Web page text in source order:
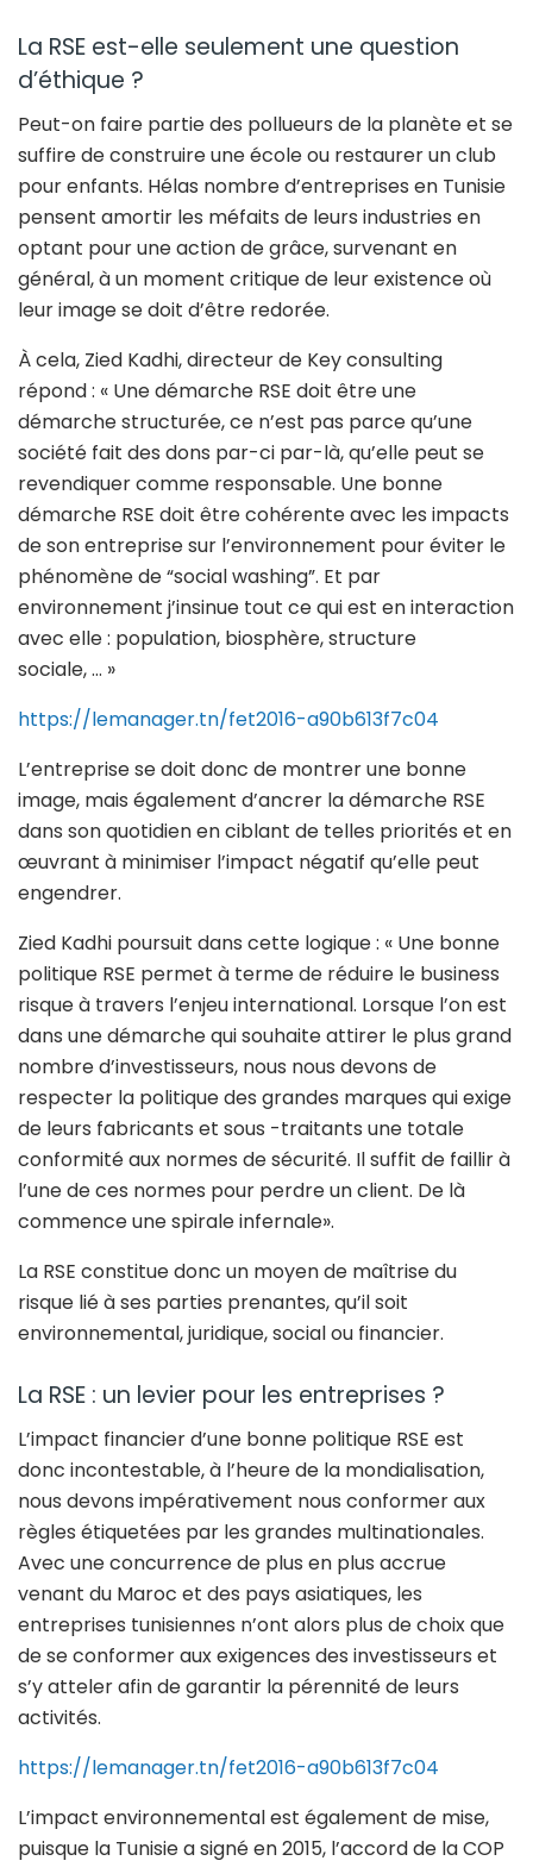
La RSE est-elle seulement une question
d’éthique ?
Peut-on faire partie des pollueurs de la planète et se
suffire de construire une école ou restaurer un club
pour enfants. Hélas nombre d’entreprises en Tunisie
pensent amortir les méfaits de leurs industries en
optant pour une action de grâce, survenant en
général, à un moment critique de leur existence où
leur image se doit d’être redorée.
À cela, Zied Kadhi, directeur de Key consulting
répond : « Une démarche RSE doit être une
démarche structurée, ce n’est pas parce qu’une
société fait des dons par-ci par-là, qu’elle peut se
revendiquer comme responsable. Une bonne
démarche RSE doit être cohérente avec les impacts
de son entreprise sur l’environnement pour éviter le
phénomène de “social washing”. Et par
environnement j’insinue tout ce qui est en interaction
avec elle : population, biosphère, structure
sociale, … »
https://lemanager.tn/fet2016-a90b613f7c04
L’entreprise se doit donc de montrer une bonne
image, mais également d’ancrer la démarche RSE
dans son quotidien en ciblant de telles priorités et en
œuvrant à minimiser l’impact négatif qu’elle peut
engendrer.
Zied Kadhi poursuit dans cette logique : « Une bonne
politique RSE permet à terme de réduire le business
risque à travers l’enjeu international. Lorsque l’on est
dans une démarche qui souhaite attirer le plus grand
nombre d’investisseurs, nous nous devons de
respecter la politique des grandes marques qui exige
de leurs fabricants et sous -traitants une totale
conformité aux normes de sécurité. Il suffit de faillir à
l’une de ces normes pour perdre un client. De là
commence une spirale infernale».
La RSE constitue donc un moyen de maîtrise du
risque lié à ses parties prenantes, qu’il soit
environnemental, juridique, social ou financier.
La RSE : un levier pour les entreprises ?
L’impact financier d’une bonne politique RSE est
donc incontestable, à l’heure de la mondialisation,
nous devons impérativement nous conformer aux
règles étiquetées par les grandes multinationales.
Avec une concurrence de plus en plus accrue
venant du Maroc et des pays asiatiques, les
entreprises tunisiennes n’ont alors plus de choix que
de se conformer aux exigences des investisseurs et
s’y atteler afin de garantir la pérennité de leurs
activités.
https://lemanager.tn/fet2016-a90b613f7c04
L’impact environnemental est également de mise,
puisque la Tunisie a signé en 2015, l’accord de la COP